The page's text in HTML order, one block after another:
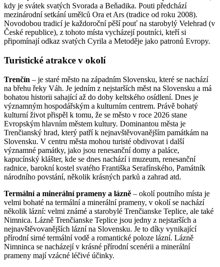
kdy je svátek svatých Svorada a Beňadika. Pouti předchází
mezinárodní setkání umělců Ora et Ars (tradice od roku 2008).
Novodobou tradicí je každoroční pěší pouť na starobylý Velehrad (v
České republice), z tohoto místa vycházejí poutníci, kteří si
připomínají odkaz svatých Cyrila a Metoděje jako patronů Evropy.
Turistické atrakce v okolí
Trenčín – je staré město na západním Slovensku, které se nachází
na břehu řeky Váh. Je jedním z nejstarších měst na Slovensku a má
bohatou historii sahající až do doby keltského osídlení. Dnes je
významným hospodářským a kulturním centrem. Právě bohatý
kulturní život přispěl k tomu, že se město v roce 2026 stane
Evropským hlavním městem kultury. Dominantou města je
Trenčianský hrad, který patří k nejnavštěvovanějším památkám na
Slovensku. V centru města mohou turisté obdivovat i další
významné památky, jako jsou renesanční domy a paláce,
kapucínský klášter, kde se dnes nachází i muzeum, renesanční
radnice, barokní kostel svatého Františka Serafínského, Památník
národního povstání, několik krásných parků a zahrad atd.
Termální a minerální prameny a lázně – okolí poutního místa je
velmi bohaté na termální a minerální prameny, v okolí se nachází
několik lázní: velmi známé a starobylé Trenčianske Teplice, ale také
Nimnica. Lázně Trenčianske Teplice jsou jedny z nejstarších a
nejnavštěvovanějších lázní na Slovensku. Je to díky vynikající
přírodní sirné termální vodě a romantické poloze lázní. Lázně
Nimninca se nacházejí v krásné přírodní scenérii a minerální
prameny mají vzácné léčivé účinky.